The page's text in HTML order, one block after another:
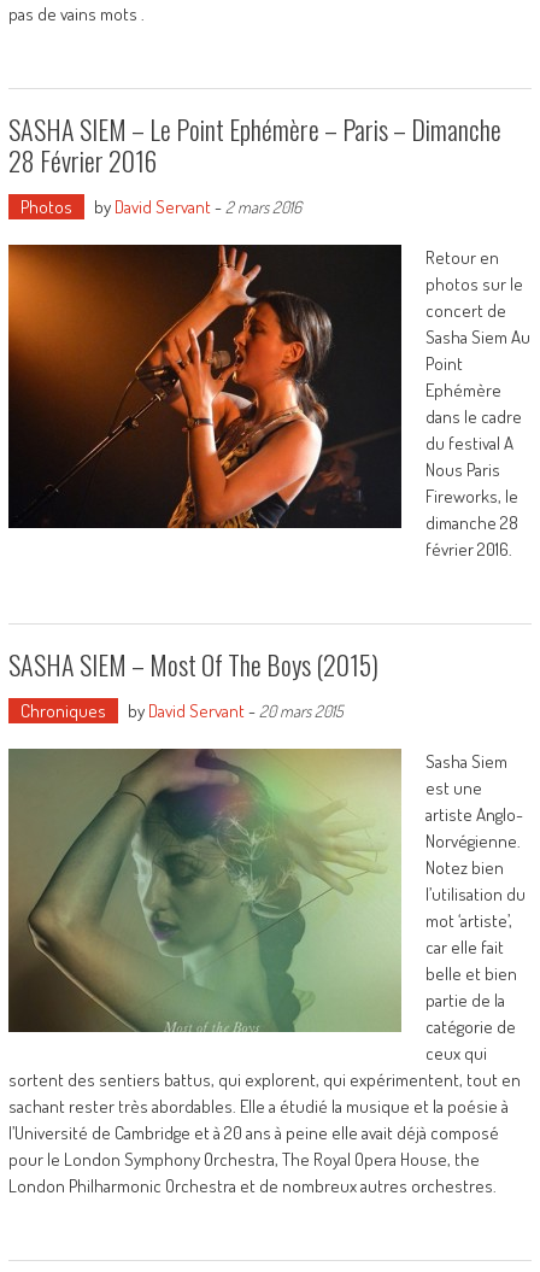
pas de vains mots .
SASHA SIEM – Le Point Ephémère – Paris – Dimanche
28 Février 2016
Photos by David Servant- 2 mars 2016
Retour en
photos sur le
concert de
Sasha Siem Au
Point
Ephémère
dans le cadre
du festival A
Nous Paris
Fireworks, le
dimanche 28
février 2016.
SASHA SIEM – Most Of The Boys (2015)
Chroniques by David Servant- 20 mars 2015
Sasha Siem
est une
artiste Anglo-
Norvégienne.
Notez bien
l’utilisation du
mot ‘artiste’,
car elle fait
belle et bien
partie de la
catégorie de
ceux qui
sortent des sentiers battus, qui explorent, qui expérimentent, tout en
sachant rester très abordables. Elle a étudié la musique et la poésie à
l’Université de Cambridge et à 20 ans à peine elle avait déjà composé
pour le London Symphony Orchestra, The Royal Opera House, the
London Philharmonic Orchestra et de nombreux autres orchestres.